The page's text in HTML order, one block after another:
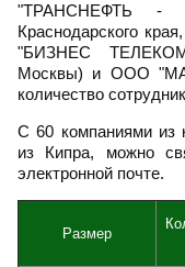
"ТРАНСНЕФТЬ -
Краснодарского
"БИЗНЕС
Москвы) и ООО
количество
С 60 компаниями из
из Кипра, можно
электронной почте.
Размер